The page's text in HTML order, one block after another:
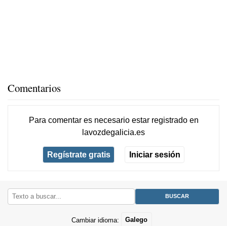
Comentarios
Para comentar es necesario estar registradoen
lavozdegalicia.es
Regístrate gratis Iniciar sesión
Cambiar idioma: Galego